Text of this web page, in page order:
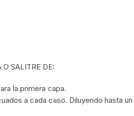
O SALITRE DE:
la primera capa.
a cada caso. Diluyendo hasta un